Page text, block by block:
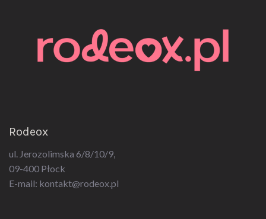
ul. Jerozolimska 6/8/10/9,
09-400 Płock
E-mail: kontakt@rodeox.pl